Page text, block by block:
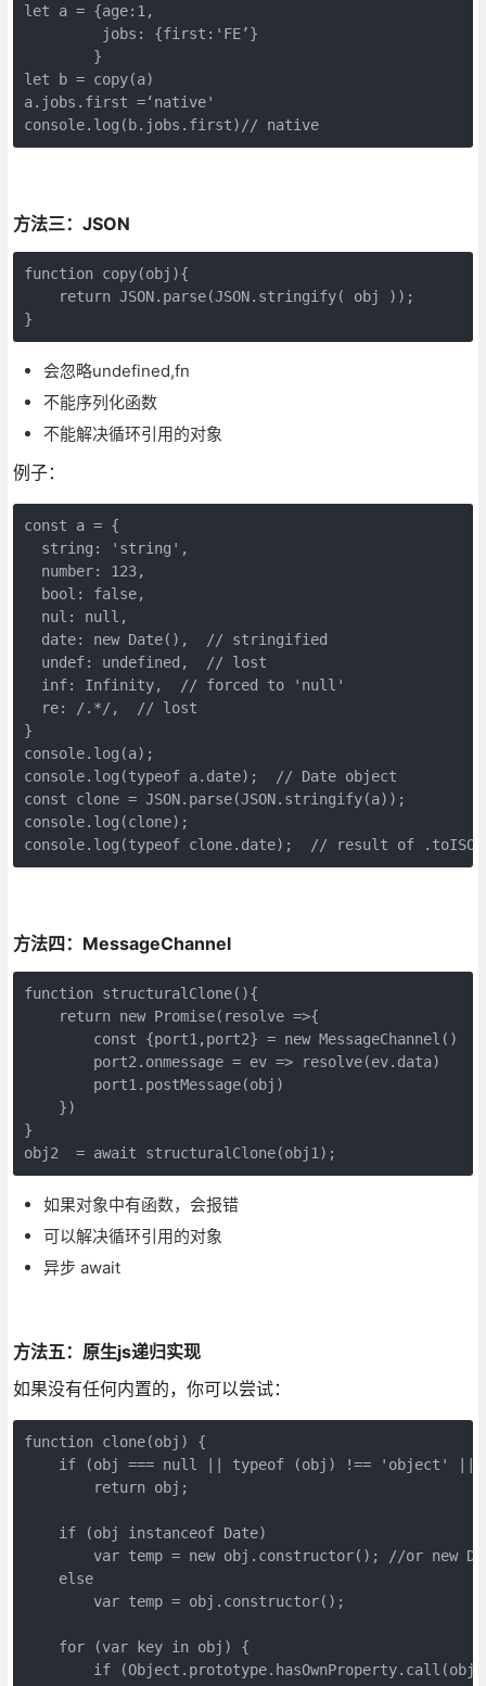
let a = {age:1,
         jobs: {first:'FE’}
        }
let b = copy(a)
a.jobs.first =‘native'
console.log(b.jobs.first)// native
方法三：JSON
function copy(obj){
    return JSON.parse(JSON.stringify( obj ));
会忽略undefined,fn
不能序列化函数
不能解决循环引用的对象
例子：
const a = {
  string: 'string',
  number: 123,
  bool: false,
  nul: null,
  date: new Date(),  // stringified
  undef: undefined,  // lost
  inf: Infinity,  // forced to 'null'
  re: /.*/,  // lost
}
console.log(a);
console.log(typeof a.date);  // Date object
const clone = JSON.parse(JSON.stringify(a));
console.log(clone);
console.log(typeof clone.date);  // result of
方法四：MessageChannel
function structuralClone(){
    return new Promise(resolve =>{
        const {port1,port2} = new MessageChannel()
        port2.onmessage = ev => resolve(ev.data)
        port1.postMessage(obj)
    })
}
如果对象中有函数，会报错
可以解决循环引用的对象
异步 await
方法五：原生js递归实现
如果没有任何内置的，你可以尝试：
function clone(obj) {
if (obj === null || typeof (obj) !== 'object' ||
        return obj;
    if (obj instanceof Date)
var temp = new obj.constructor(); //or new
    else
        var temp = obj.constructor();
    for (var key in obj) {
if